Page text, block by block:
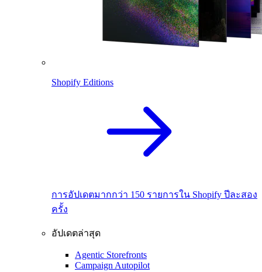
Shopify Editions
การอัปเดตมากกว่า 150 รายการใน Shopify ปีละสอง
ครั้ง
อัปเดตล่าสุด
Agentic Storefronts
Campaign Autopilot